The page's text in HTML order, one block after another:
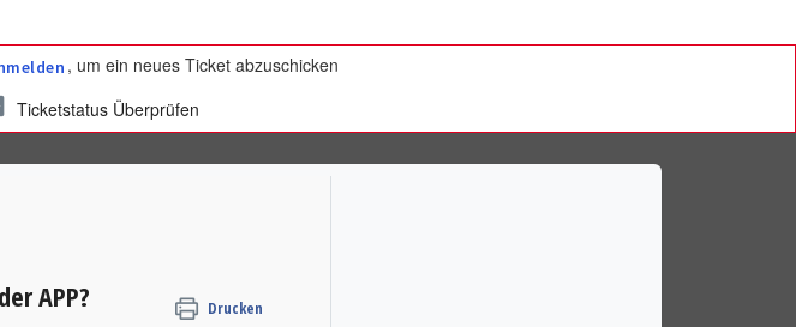
, um ein neues Ticket abzuschicken
Ticketstatus Überprüfen
APP? Drucken